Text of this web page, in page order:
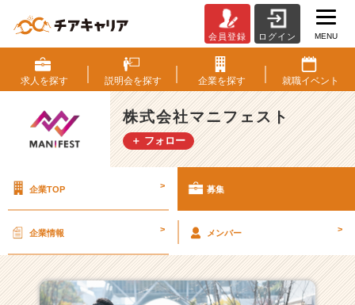
式
会
社
マ
ニ
フ
の
求
人
一
会員登録 ログイン MENU
求人を探す 説明会を探す 企業を探す 就職イベント
株式会社マニフェスト
＋ フォロー
企業TOP > 募集
企業情報 > メンバー >